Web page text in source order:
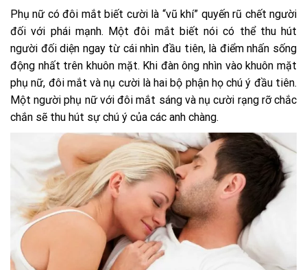
Phụ nữ có đôi mắt biết cười là “vũ khí” quyến rũ chết người
đối với phái mạnh. Một đôi mắt biết nói có thể thu hút
người đối diện ngay từ cái nhìn đầu tiên, là điểm nhấn sống
động nhất trên khuôn mặt. Khi đàn ông nhìn vào khuôn mặt
phụ nữ, đôi mắt và nụ cười là hai bộ phận họ chú ý đầu tiên.
Một người phụ nữ với đôi mắt sáng và nụ cười rạng rỡ chắc
chắn sẽ thu hút sự chú ý của các anh chàng.